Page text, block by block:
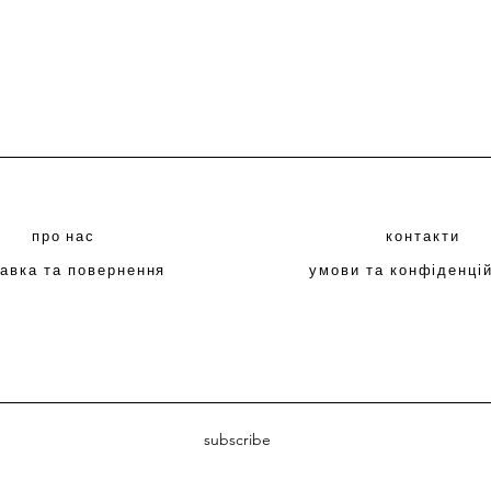
про нас
та повернення
контакти
умови та
subscribe